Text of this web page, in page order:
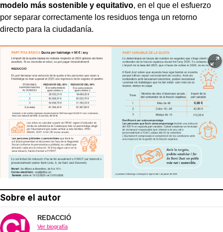
modelo más sostenible y equitativo, en el que el esfuerzo
por separar correctamente los residuos tenga un retorno
directo para la ciudadanía.
Sobre el autor
REDACCIÓ
Ver biografía